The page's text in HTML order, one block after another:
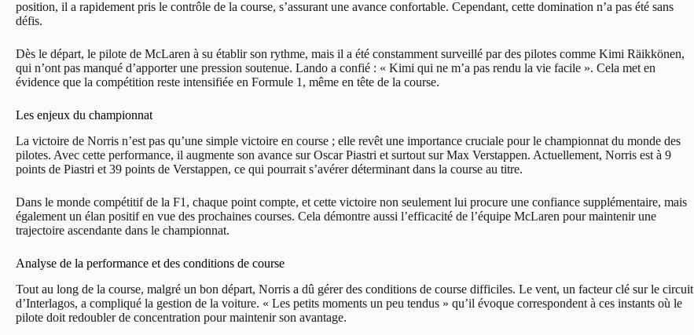
position, il a rapidement pris le contrôle de la course, s’assurant une avance confortable. Cependant, cette domination n’a pas été sans
défis.
Dès le départ, le pilote de McLaren à su établir son rythme, mais il a été constamment surveillé par des pilotes comme Kimi Räikkönen,
qui n’ont pas manqué d’apporter une pression soutenue. Lando a confié : « Kimi qui ne m’a pas rendu la vie facile ». Cela met en
évidence que la compétition reste intensifiée en Formule 1, même en tête de la course.
Les enjeux du championnat
La victoire de Norris n’est pas qu’une simple victoire en course ; elle revêt une importance cruciale pour le championnat du monde des
pilotes. Avec cette performance, il augmente son avance sur Oscar Piastri et surtout sur Max Verstappen. Actuellement, Norris est à 9
points de Piastri et 39 points de Verstappen, ce qui pourrait s’avérer déterminant dans la course au titre.
Dans le monde compétitif de la F1, chaque point compte, et cette victoire non seulement lui procure une confiance supplémentaire, mais
également un élan positif en vue des prochaines courses. Cela démontre aussi l’efficacité de l’équipe McLaren pour maintenir une
trajectoire ascendante dans le championnat.
Analyse de la performance et des conditions de course
Tout au long de la course, malgré un bon départ, Norris a dû gérer des conditions de course difficiles. Le vent, un facteur clé sur le circuit
d’Interlagos, a compliqué la gestion de la voiture. « Les petits moments un peu tendus » qu’il évoque correspondent à ces instants où le
pilote doit redoubler de concentration pour maintenir son avantage.